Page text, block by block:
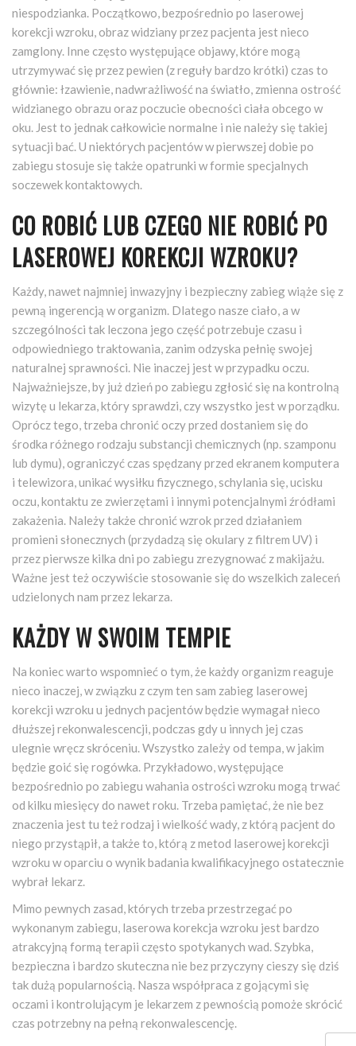
niespodzianka. Początkowo, bezpośrednio po laserowej
korekcji wzroku, obraz widziany przez pacjenta jest nieco
zamglony. Inne często występujące objawy, które mogą
utrzymywać się przez pewien (z reguły bardzo krótki) czas to
głównie: łzawienie, nadwrażliwość na światło, zmienna ostrość
widzianego obrazu oraz poczucie obecności ciała obcego w
oku. Jest to jednak całkowicie normalne i nie należy się takiej
sytuacji bać. U niektórych pacjentów w pierwszej dobie po
zabiegu stosuje się także opatrunki w formie specjalnych
soczewek kontaktowych.
CO ROBIĆ LUB CZEGO NIE ROBIĆ PO
LASEROWEJ KOREKCJI WZROKU?
Każdy, nawet najmniej inwazyjny i bezpieczny zabieg wiąże się z
pewną ingerencją w organizm. Dlatego nasze ciało, a w
szczególności tak leczona jego część potrzebuje czasu i
odpowiedniego traktowania, zanim odzyska pełnię swojej
naturalnej sprawności. Nie inaczej jest w przypadku oczu.
Najważniejsze, by już dzień po zabiegu zgłosić się na kontrolną
wizytę u lekarza, który sprawdzi, czy wszystko jest w porządku.
Oprócz tego, trzeba chronić oczy przed dostaniem się do
środka różnego rodzaju substancji chemicznych (np. szamponu
lub dymu), ograniczyć czas spędzany przed ekranem komputera
i telewizora, unikać wysiłku fizycznego, schylania się, ucisku
oczu, kontaktu ze zwierzętami i innymi potencjalnymi źródłami
zakażenia. Należy także chronić wzrok przed działaniem
promieni słonecznych (przydadzą się okulary z filtrem UV) i
przez pierwsze kilka dni po zabiegu zrezygnować z makijażu.
Ważne jest też oczywiście stosowanie się do wszelkich zaleceń
udzielonych nam przez lekarza.
KAŻDY W SWOIM TEMPIE
Na koniec warto wspomnieć o tym, że każdy organizm reaguje
nieco inaczej, w związku z czym ten sam zabieg laserowej
korekcji wzroku u jednych pacjentów będzie wymagał nieco
dłuższej rekonwalescencji, podczas gdy u innych jej czas
ulegnie wręcz skróceniu. Wszystko zależy od tempa, w jakim
będzie goić się rogówka. Przykładowo, występujące
bezpośrednio po zabiegu wahania ostrości wzroku mogą trwać
od kilku miesięcy do nawet roku. Trzeba pamiętać, że nie bez
znaczenia jest tu też rodzaj i wielkość wady, z którą pacjent do
niego przystąpił, a także to, którą z metod laserowej korekcji
wzroku w oparciu o wynik badania kwalifikacyjnego ostatecznie
wybrał lekarz.
Mimo pewnych zasad, których trzeba przestrzegać po
wykonanym zabiegu, laserowa korekcja wzroku jest bardzo
atrakcyjną formą terapii często spotykanych wad. Szybka,
bezpieczna i bardzo skuteczna nie bez przyczyny cieszy się dziś
tak dużą popularnością. Nasza współpraca z gojącymi się
oczami i kontrolującym je lekarzem z pewnością pomoże skrócić
czas potrzebny na pełną rekonwalescencję.